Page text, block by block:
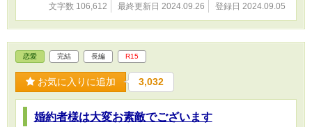
文字数 106,612 最終更新日 2024.09.26 登録日 2024.09.05
恋愛 完結 長編 R15
お気に入りに追加 3,032
婚約者様は大変お素敵でございます